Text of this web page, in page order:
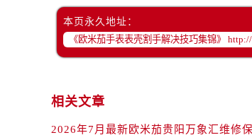
吉林省通化市东昌区环
吉林省延边市延吉市解
本页永久地址：
相关文章
2026年7月最新欧米茄贵阳万象汇维修